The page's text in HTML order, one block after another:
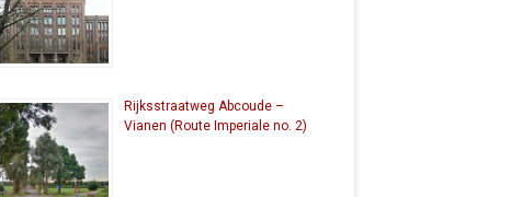
Rijksstraatweg Abcoude –
Vianen (Route Imperiale no. 2)